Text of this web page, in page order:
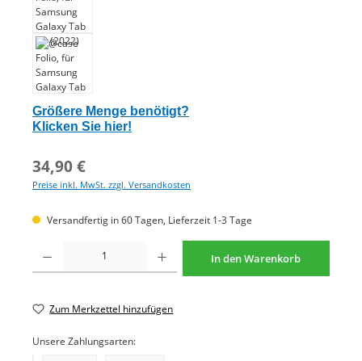
Größere Menge benötigt?
Klicken Sie hier!
34,90 €
Preise inkl. MwSt. zzgl. Versandkosten
Versandfertig in 60 Tagen, Lieferzeit 1-3 Tage
In den Warenkorb
Zum Merkzettel hinzufügen
Unsere Zahlungsarten: